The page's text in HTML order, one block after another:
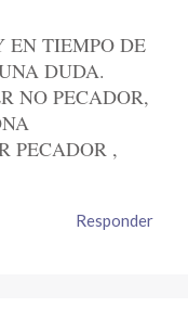
EN TIEMPO DE
DUDA.
NO PECADOR,
PECADOR ,
Responder